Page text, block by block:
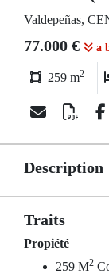
Valdepeñas,
77.000 € a
259 m2
Description
Traits
Propiété
259 M2